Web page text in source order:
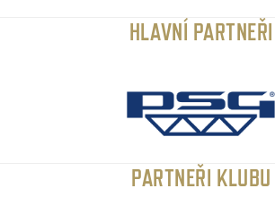
HLAVNÍ PARTNEŘI
PARTNEŘI KLUBU